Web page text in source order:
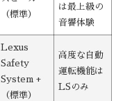
（標準）
は最上級の
音響体験
Lexus
Safety
System +
（標準）
高度な自動
運転機能は
LSのみ